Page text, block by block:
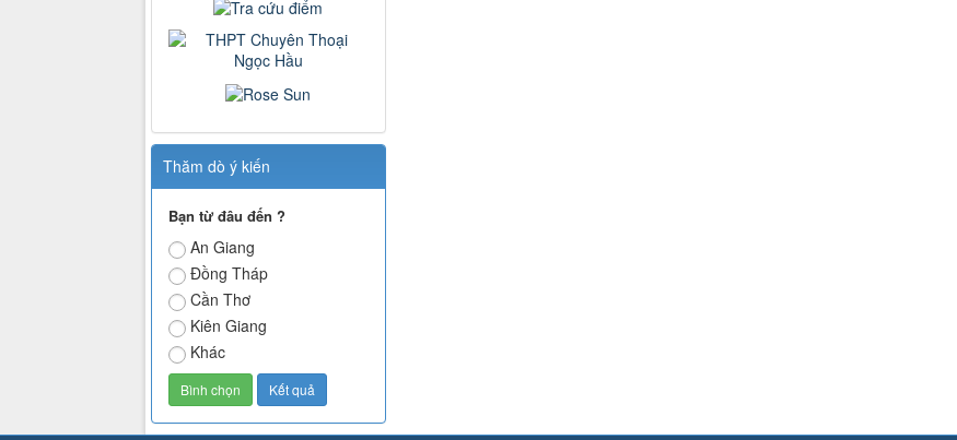
Thăm dò ý kiến
Bạn từ đâu đến ?
An Giang
Đồng Tháp
Cần Thơ
Kiên Giang
Khác